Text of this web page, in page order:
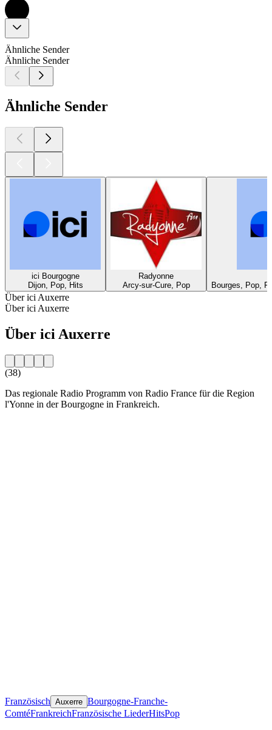
Ähnliche Sender
Ähnliche Sender
Ähnliche Sender
ici Bourgogne
Dijon, Pop, Hits
Radyonne
Arcy-sur-Cure, Pop
Bourges, Pop,
Über ici Auxerre
Über ici Auxerre
Über ici Auxerre
(38)
Das regionale Radio Programm von Radio France für die Region
l'Yonne in der Bourgogne in Frankreich.
Französisch Auxerre Bourgogne-Franche-
ComtéFrankreichFranzösische LiederHitsPop